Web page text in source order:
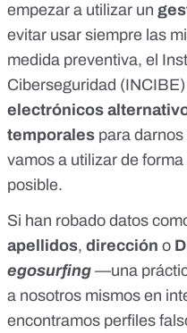
empezar a utilizar un
evitar usar siempre las
medida preventiva, el
Ciberseguridad
electrónicos
temporales para
vamos a utilizar de
posible.
Si han robado datos
apellidos, dirección o
egosurfing —una
a nosotros mismos en
encontramos perfiles